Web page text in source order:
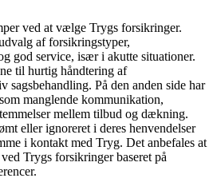
ved at vælge Trygs forsikringer.
af forsikringstyper,
god service, især i akutte situationer.
til hurtig håndtering af
sagsbehandling. På den anden side har
manglende kommunikation,
mellem tilbud og dækning.
eller ignoreret i deres henvendelser
i kontakt med Tryg. Det anbefales at
Trygs forsikringer baseret på